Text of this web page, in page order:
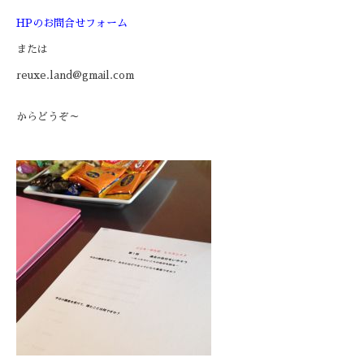
HPのお問合せフォーム
または
reuxe.land@gmail.com
からどうぞ～